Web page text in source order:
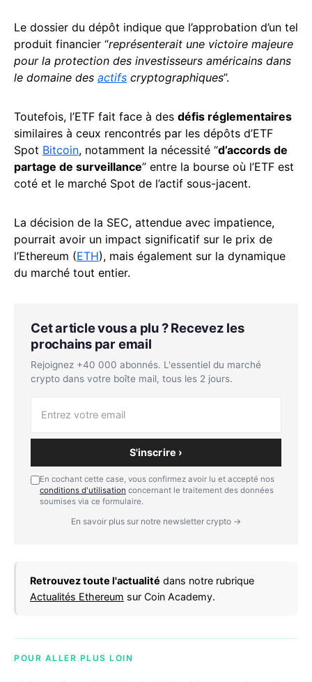
Le dossier du dépôt indique que l’approbation d’un tel
produit financier “représenterait une victoire majeure
pour la protection des investisseurs américains dans
le domaine des actifs cryptographiques”.
Toutefois, l’ETF fait face à des défis réglementaires
similaires à ceux rencontrés par les dépôts d’ETF
Spot Bitcoin, notamment la nécessité “d’accords de
partage de surveillance” entre la bourse où l’ETF est
coté et le marché Spot de l’actif sous-jacent.
La décision de la SEC, attendue avec impatience,
pourrait avoir un impact significatif sur le prix de
l’Ethereum (ETH), mais également sur la dynamique
du marché tout entier.
Cet article vous a plu ? Recevez les
prochains par email
Rejoignez +40 000 abonnés. L'essentiel du marché
crypto dans votre boîte mail, tous les 2 jours.
S'inscrire ›
En cochant cette case, vous confirmez avoir lu et accepté nos
conditions d'utilisation concernant le traitement des données
soumises via ce formulaire.
En savoir plus sur notre newsletter crypto →
Retrouvez toute l'actualité dans notre rubrique
Actualités Ethereum sur Coin Academy.
POUR ALLER PLUS LOIN